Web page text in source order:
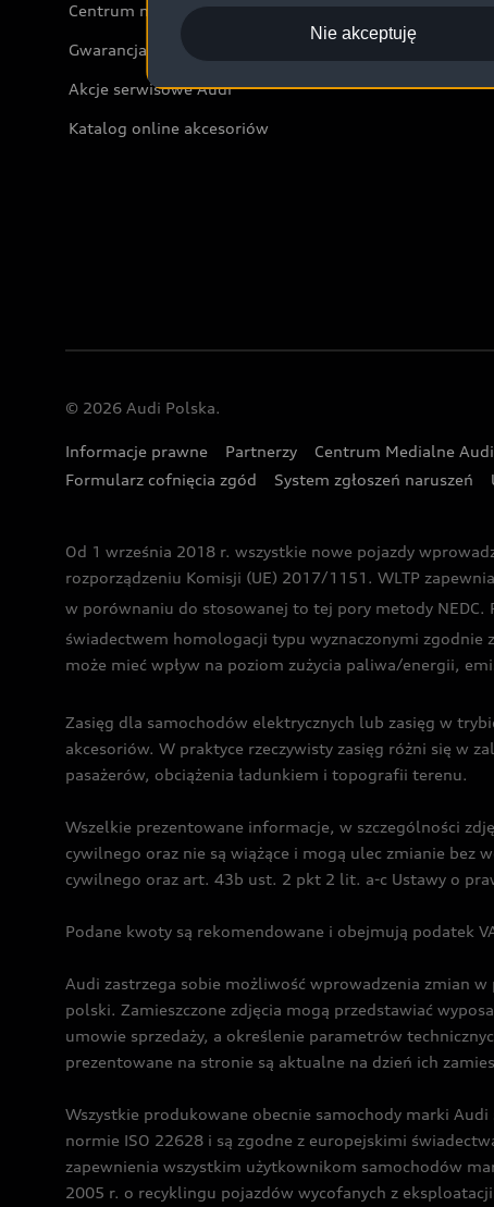
Centrum napraw powypadkowych
Gwarancja
Akcje serwisowe Audi
Katalog online akcesoriów
© 2026 Audi Polska.
Informacje prawne Partnerzy Centrum Medialne Audi
Formularz cofnięcia zgód
System zgłoszeń naruszeń
Od 1 września 2018 r. wszystkie nowe pojazdy
rozporządzeniu Komisji (UE) 2017/1151. WLTP
w porównaniu do stosowanej to tej pory metody NEDC.
świadectwem homologacji typu wyznaczonymi zgodnie
może mieć wpływ na poziom zużycia paliwa/energii,
Zasięg dla samochodów elektrycznych lub zasięg w
akcesoriów. W praktyce rzeczywisty zasięg różni się w
pasażerów, obciążenia ładunkiem i topografii terenu.
Wszelkie prezentowane informacje, w szczególności
cywilnego oraz nie są wiążące i mogą ulec zmianie
cywilnego oraz art. 43b ust. 2 pkt 2 lit. a-c Ustawy o
Podane kwoty są rekomendowane i obejmują podatek
Audi zastrzega sobie możliwość wprowadzenia zmian
polski. Zamieszczone zdjęcia mogą przedstawiać
umowie sprzedaży, a określenie parametrów
prezentowane na stronie są aktualne na dzień ich
Wszystkie produkowane obecnie samochody marki
normie ISO 22628 i są zgodne z europejskimi
zapewnienia wszystkim użytkownikom samochodów
2005 r. o recyklingu pojazdów wycofanych z
Nie akceptuję